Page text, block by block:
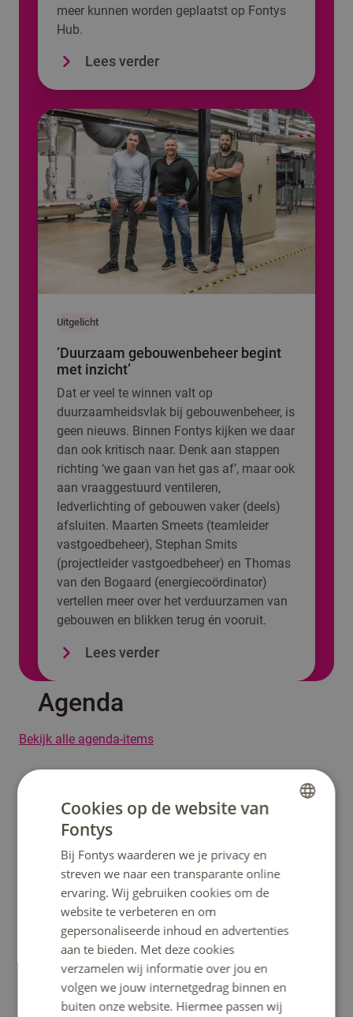
meer kunnen worden geplaatst op Fontys
Hub.
Lees verder
Uitgelicht
‘Duurzaam gebouwenbeheer begint
met inzicht’
Dat er veel te winnen valt op
duurzaamheidsvlak bij gebouwenbeheer, is
geen nieuws. Binnen Fontys kijken we daar
dan ook kritisch naar. Denk aan stappen
richting ‘we gaan van het gas af’, maar ook
aan vraaggestuurd ventileren,
ledverlichting of gebouwen vaker (deels)
afsluiten. Maarten Smeets (teamleider
vastgoedbeheer), Stephan Smits
(projectleider vastgoedbeheer) en Thomas
van den Bogaard (energiecoördinator)
vertellen meer over het verduurzamen van
gebouwen en blikken terug én vooruit.
Lees verder
Agenda
Bekijk alle agenda-items
Video
Play
Cookies op de website van
Fontys
Bij Fontys waarderen we je privacy en
streven we naar een transparante online
ervaring. Wij gebruiken cookies om de
website te verbeteren en om
gepersonaliseerde inhoud en advertenties
aan te bieden. Met deze cookies
verzamelen wij informatie over jou en
volgen we jouw internetgedrag binnen en
buiten onze website. Hiermee passen wij